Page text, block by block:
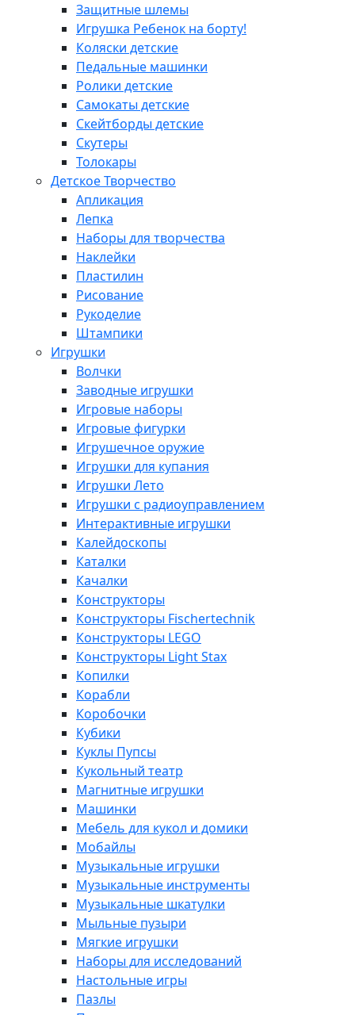
Защитные шлемы
Игрушка Ребенок на борту!
Коляски детские
Педальные машинки
Ролики детские
Самокаты детские
Скейтборды детские
Скутеры
Толокары
Детское Творчество
Апликация
Лепка
Наборы для творчества
Наклейки
Пластилин
Рисование
Рукоделие
Штампики
Игрушки
Волчки
Заводные игрушки
Игровые наборы
Игровые фигурки
Игрушечное оружие
Игрушки для купания
Игрушки Лето
Игрушки с радиоуправлением
Интерактивные игрушки
Калейдоскопы
Каталки
Качалки
Конструкторы
Конструкторы Fisсhertechnik
Конструкторы LEGO
Конструкторы Light Stax
Копилки
Корабли
Коробочки
Кубики
Куклы Пупсы
Кукольный театр
Магнитные игрушки
Машинки
Мебель для кукол и домики
Мобайлы
Музыкальные игрушки
Музыкальные инструменты
Музыкальные шкатулки
Мыльные пузыри
Мягкие игрушки
Наборы для исследований
Настольные игры
Пазлы